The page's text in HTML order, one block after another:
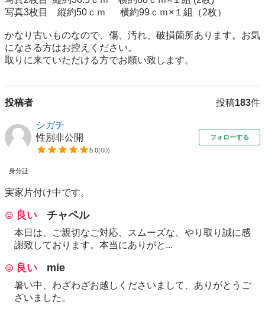
写真3枚目　縦約50ｃｍ　  横約99ｃｍ×１組（2枚）
かなり古いものなので、傷、汚れ、破損箇所あります。お気
になさる方はお控えください。
投稿者 投稿183件
シガチ
性別非公開
5.0(60)
フォローする
身分証
実家片付け中です。
良い チャペル
本日は、ご親切なご対応、スムーズな、やり取り誠に感
謝致しております。本当にありがと...
良い mie
暑い中、わざわざお越しくださいまして、ありがとうご
ざいました。